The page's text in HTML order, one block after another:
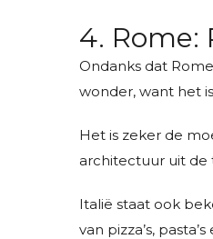
4. Rome:
Ondanks dat
wonder, want het
Het is zeker de
architectuur uit de
Italië staat ook
van pizza’s,